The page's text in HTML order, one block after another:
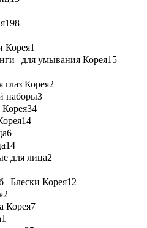
198
Корея1
| для умывания Корея15
Корея2
наборы3
34
14
6
14
для лица2
| Блески Корея12
2
Корея7
1